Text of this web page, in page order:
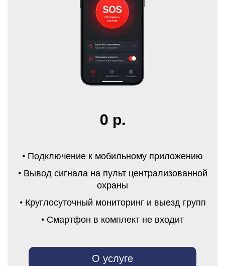
0 р.
• Подключение к мобильному приложению
• Вывод сигнала на пульт централизованной
охраны
• Круглосуточный мониторинг и выезд групп
• Смартфон в комплект не входит
О услуге